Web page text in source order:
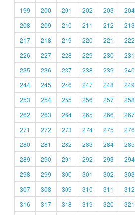
199
200 201 202 203 204
208
209 210 211 212 213
217
218 219 220 221 222
226
227 228 229 230 231
235
236 237 238 239 240
244
245 246 247 248 249
253
254 255 256 257 258
262
263 264 265 266 267
271
272 273 274 275 276
280
281 282 283 284 285
289
290 291 292 293 294
298
299 300 301 302 303
307
308 309 310 311 312
316
317 318 319 320 321